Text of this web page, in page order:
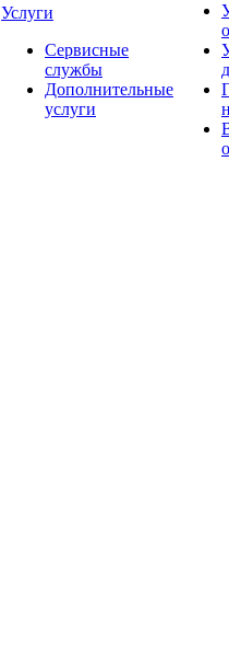
Услуги
Сервисные
службы
Дополнительные
услуги